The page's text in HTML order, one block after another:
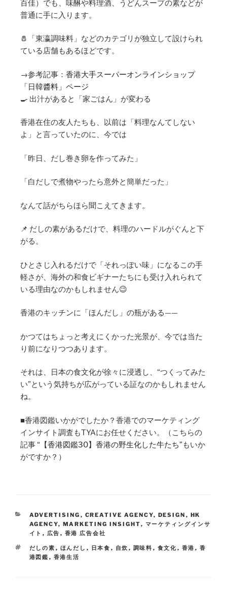
百佳）でも、味醂や料理酒、うどんスープの素などが
普通に手に入ります。
🧂「東瀛調味料」などのカテゴリが独立して設けられ
ている店舗もあるほどです。
→参考記事： 香港大手スーパーオンラインショップ
「日韓醬料」ページ
🍳 出汁があると「家ごはん」が変わる
香港在住の友人たちも、以前は「料理なんてしない
よ」と言っていたのに、今では
「昨日、だし巻き卵を作ってみた」
「白だしで煮物やったら意外と簡単だった」
なんて話がちらほら聞こえてきます。
📌 だしの素があるだけで、料理のハードルがぐんと下
がる。
ひとさじ入れるだけで「それっぽい味」になるこの手
軽さが、海外の和食ビギナーたちにも受け入れられて
いる理由なのかもしれません😉
香港のキッチンに「ほんだし」の瓶がある——
かつてはちょっと考えにくかった光景が、今では当た
り前になりつつあります。
それは、日本の食文化が徐々に浸透し、“つくってみた
い”という気持ちが広がっている証なのかもしれません
ね。
■香港図鑑いかがでしたか？香港でのマーケティング
インサイト調査もTYAにお任せください。（こちらの
記事“【香港図鑑30】香港の野生化した牛たち”もいか
がですか？）
ADVERTISING , CREATIVE AGENCY, DESIGN , HK
AGENCY, MARKETING INSIGHT, マーケティングインサ
イト , 広告 , 香港 広告会社
だしの素 , ほんだし , 日本食 , 自炊 , 調味料 , 食文化, 香港 , 香
港図鑑 , 香港生活